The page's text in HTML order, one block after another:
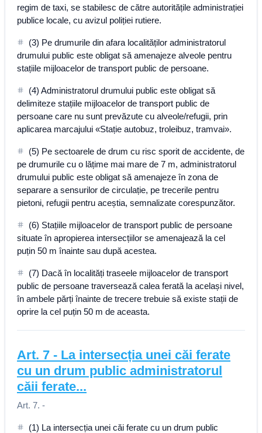
regim de taxi, se stabilesc de către autoritățile administrației
publice locale, cu avizul poliției rutiere.
(3) Pe drumurile din afara localităților administratorul
drumului public este obligat să amenajeze alveole pentru
stațiile mijloacelor de transport public de persoane.
(4) Administratorul drumului public este obligat să
delimiteze stațiile mijloacelor de transport public de
persoane care nu sunt prevăzute cu alveole/refugii, prin
aplicarea marcajului «Stație autobuz, troleibuz, tramvai».
(5) Pe sectoarele de drum cu risc sporit de accidente, de
pe drumurile cu o lățime mai mare de 7 m, administratorul
drumului public este obligat să amenajeze în zona de
separare a sensurilor de circulație, pe trecerile pentru
pietoni, refugii pentru aceștia, semnalizate corespunzător.
(6) Stațiile mijloacelor de transport public de persoane
situate în apropierea intersecțiilor se amenajează la cel
puțin 50 m înainte sau după acestea.
(7) Dacă în localități traseele mijloacelor de transport
public de persoane traversează calea ferată la același nivel,
în ambele părți înainte de trecere trebuie să existe stații de
oprire la cel puțin 50 m de aceasta.
Art. 7 - La intersecția unei căi ferate
cu un drum public administratorul
căii ferate...
Art. 7. -
(1) La intersecția unei căi ferate cu un drum public